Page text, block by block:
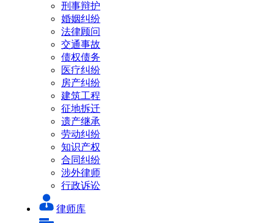
刑事辩护
婚姻纠纷
法律顾问
交通事故
债权债务
医疗纠纷
房产纠纷
建筑工程
征地拆迁
遗产继承
劳动纠纷
知识产权
合同纠纷
涉外律师
行政诉讼
律师库